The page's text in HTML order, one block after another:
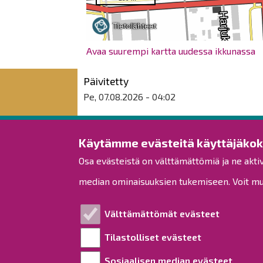
Käytämme evästeitä
Osa evästeistä on välttämättömiä ja ne
median ominaisuuksien tukemiseen. Voit
Välttämättömät evästeet
Tilastolliset evästeet
Sosiaalisen median evästeet
Avaa suurempi kartta uudessa ikkunassa
Päivitetty
Pe, 07.08.2026 - 04:02
Raahen kaupunki
Rantakatu 50
92100 Raahe
kirjaamo@raahe.fi
Y-tunnus: 1791817-6